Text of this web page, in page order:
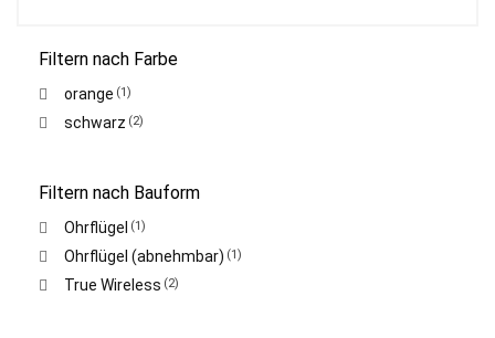
Filtern nach Farbe
orange (1)
schwarz (2)
Filtern nach Bauform
Ohrflügel (1)
Ohrflügel (abnehmbar) (1)
True Wireless (2)